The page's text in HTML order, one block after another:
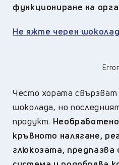
функциониране на
Не яжте черен
Често хората
шоколада, но
продукт.
кръвното налягане,
глюкозата, предпазва